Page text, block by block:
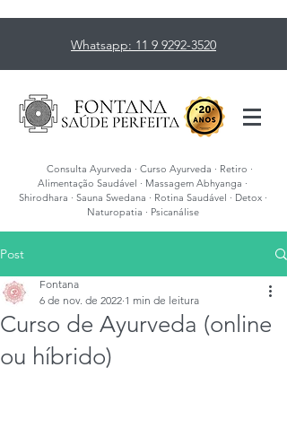
Whatsapp: 11 9 9292-3520
Consulta Ayurveda · Curso Ayurveda · Retiro ·
Alimentação Saudável · Massagem Abhyanga ·
Shirodhara · Sauna Swedana · Rotina Saudável · Detox ·
Naturopatia · Psicanálise
Post
Curso de Ayurveda (online
ou híbrido)
Fontana
6 de nov. de 2022 1 min de leitura